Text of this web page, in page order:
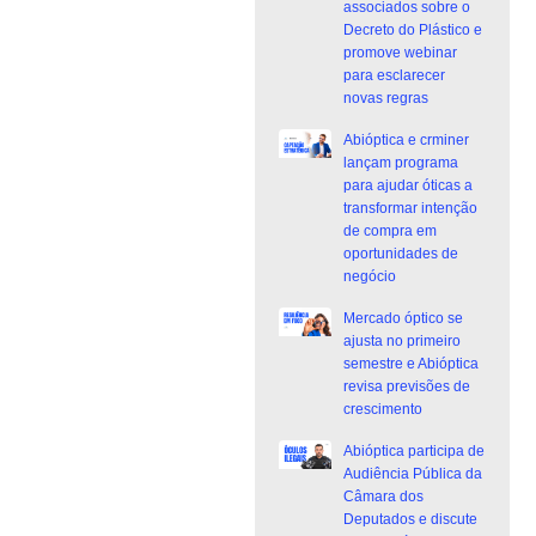
associados sobre o
Decreto do Plástico e
promove webinar
para esclarecer
novas regras
Abióptica e crminer
lançam programa
para ajudar óticas a
transformar intenção
de compra em
oportunidades de
negócio
Mercado óptico se
ajusta no primeiro
semestre e Abióptica
revisa previsões de
crescimento
Abióptica participa de
Audiência Pública da
Câmara dos
Deputados e discute